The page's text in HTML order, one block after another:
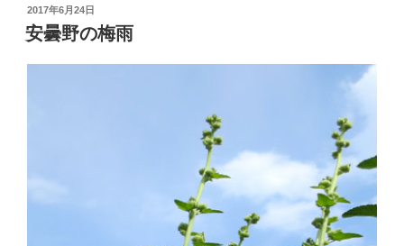
投
稿
日:
2017年6月24日
安曇野の梅雨